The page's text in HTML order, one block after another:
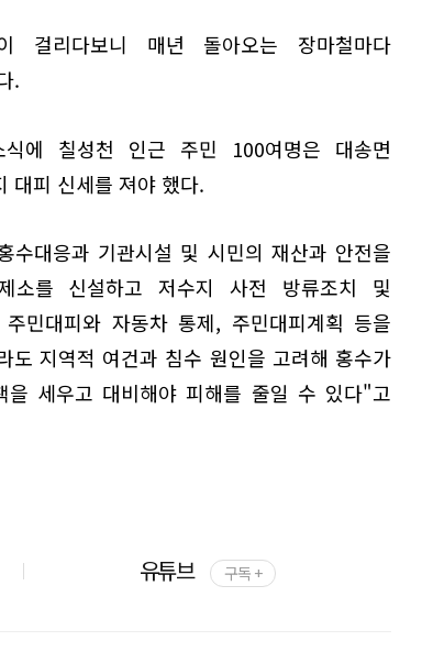
걸리다보니 매년 돌아오는 장마철마다
.
에 칠성천 인근 주민 100여명은 대송면
대피 신세를 져야 했다.
수대응과 기관시설 및 시민의 재산과 안전을
소를 신설하고 저수지 사전 방류조치 및
민대피와 자동차 통제, 주민대피계획 등을
지역적 여건과 침수 원인을 고려해 홍수가
을 세우고 대비해야 피해를 줄일 수 있다"고
유튜브 구독 +